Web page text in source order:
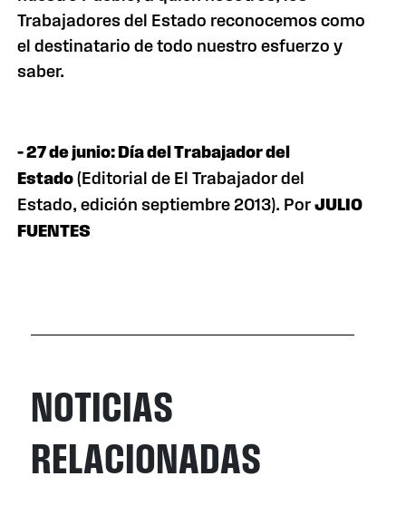
Trabajadores del Estado reconocemos como
el destinatario de todo nuestro esfuerzo y
saber.
– 27 de junio: Día del Trabajador del
Estado (Editorial de El Trabajador del
Estado, edición septiembre 2013). PorJULIO
FUENTES
NOTICIAS
RELACIONADAS